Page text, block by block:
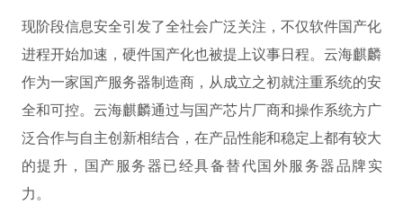
现阶段信息安全引发了全社会广泛关注，不仅软件国产化
进程开始加速，硬件国产化也被提上议事日程。云海麒麟
作为一家国产服务器制造商，从成立之初就注重系统的安
全和可控。云海麒麟通过与国产芯片厂商和操作系统方广
泛合作与自主创新相结合，在产品性能和稳定上都有较大
的提升，国产服务器已经具备替代国外服务器品牌实
力。